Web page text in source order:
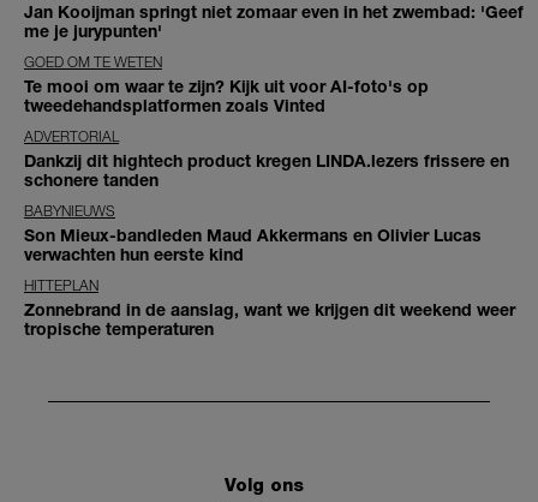
Jan Kooijman springt niet zomaar even in het zwembad: 'Geef
me je jurypunten'
GOED OM TE WETEN
Te mooi om waar te zijn? Kijk uit voor AI-foto's op
tweedehandsplatformen zoals Vinted
ADVERTORIAL
Dankzij dit hightech product kregen LINDA.lezers frissere en
schonere tanden
BABYNIEUWS
Son Mieux-bandleden Maud Akkermans en Olivier Lucas
verwachten hun eerste kind
HITTEPLAN
Zonnebrand in de aanslag, want we krijgen dit weekend weer
tropische temperaturen
Volg ons